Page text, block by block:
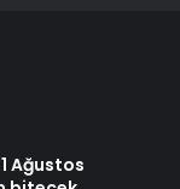
Ağustos